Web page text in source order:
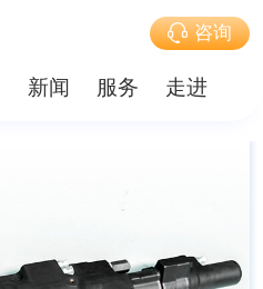
咨询
新闻 服务 走进